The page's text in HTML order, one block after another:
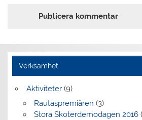
Verksamhet
Aktiviteter(9)
Rautaspremiären (3)
Stora Skoterdemodagen 2016